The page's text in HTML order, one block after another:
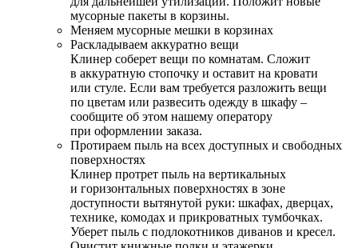
мусорные пакеты в корзины.
Меняем мусорные мешки в корзинах
Раскладываем аккуратно вещи
Клинер соберет вещи по комнатам. Сложит
в аккуратную стопочку и оставит на кровати
или стуле. Если вам требуется разложить вещи
по цветам или развесить одежду в шкафу –
сообщите об этом нашему оператору
при оформлении заказа.
Протираем пыль на всех доступных и свободных
поверхностях
Клинер протрет пыль на вертикальных
и горизонтальных поверхностях в зоне
доступности вытянутой руки: шкафах, дверцах,
технике, комодах и прикроватных тумбочках.
Уберет пыль с подлокотников диванов и кресел.